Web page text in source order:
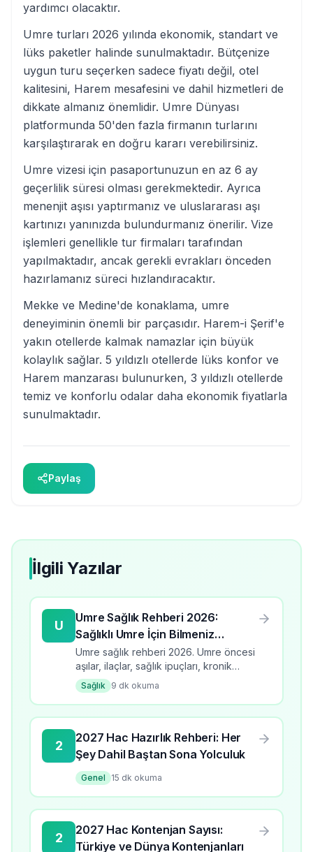
yardımcı olacaktır.
Umre turları 2026 yılında ekonomik, standart ve
lüks paketler halinde sunulmaktadır. Bütçenize
uygun turu seçerken sadece fiyatı değil, otel
kalitesini, Harem mesafesini ve dahil hizmetleri de
dikkate almanız önemlidir. Umre Dünyası
platformunda 50'den fazla firmanın turlarını
karşılaştırarak en doğru kararı verebilirsiniz.
Umre vizesi için pasaportunuzun en az 6 ay
geçerlilik süresi olması gerekmektedir. Ayrıca
menenjit aşısı yaptırmanız ve uluslararası aşı
kartınızı yanınızda bulundurmanız önerilir. Vize
işlemleri genellikle tur firmaları tarafından
yapılmaktadır, ancak gerekli evrakları önceden
hazırlamanız süreci hızlandıracaktır.
Mekke ve Medine'de konaklama, umre
deneyiminin önemli bir parçasıdır. Harem-i Şerif'e
yakın otellerde kalmak namazlar için büyük
kolaylık sağlar. 5 yıldızlı otellerde lüks konfor ve
Harem manzarası bulunurken, 3 yıldızlı otellerde
temiz ve konforlu odalar daha ekonomik fiyatlarla
sunulmaktadır.
Paylaş
İlgili Yazılar
U
Umre Sağlık Rehberi 2026:
Sağlıklı Umre İçin Bilmeniz
Gerekenler
Umre sağlık rehberi 2026. Umre öncesi
aşılar, ilaçlar, sağlık ipuçları, kronik
hastalıklar ve acil durumlar hakkında
detaylı bilgiler.
Sağlık 9 dk okuma
2
2027 Hac Hazırlık Rehberi: Her
Şey Dahil Baştan Sona Yolculuk
Genel 15 dk okuma
2
2027 Hac Kontenjan Sayısı:
Türkiye ve Dünya Kontenjanları